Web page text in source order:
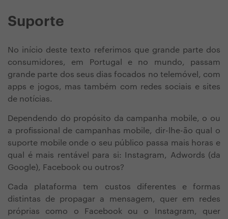
Suporte
No início deste texto referimos que grande parte dos
consumidores, em Portugal e no mundo, passam
grande parte dos seus dias focados no telemóvel, com
apps e jogos, mas também com redes sociais e sites
de notícias.
Dependendo do propósito da campanha mobile, o ou
a profissional de campanhas mobile, dir-lhe-ão qual o
suporte mobile onde o seu público passa mais horas e
qual é mais rentável para si: Instagram, Adwords (da
Google), Facebook ou outros?
Cada plataforma tem custos diferentes e formas
distintas de propagar a mensagem, quer em redes
próprias como o Facebook ou o Instagram, quer